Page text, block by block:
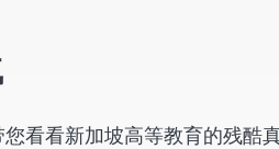
看看新加坡高等教育的残酷真